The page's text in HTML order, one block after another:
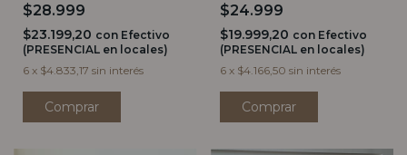
$28.999
$23.199,20 con Efectivo
(PRESENCIAL en locales)
6 x $4.833,17 sin interés
$24.999
$19.999,20 con Efectivo
(PRESENCIAL en locales)
6 x $4.166,50 sin interés